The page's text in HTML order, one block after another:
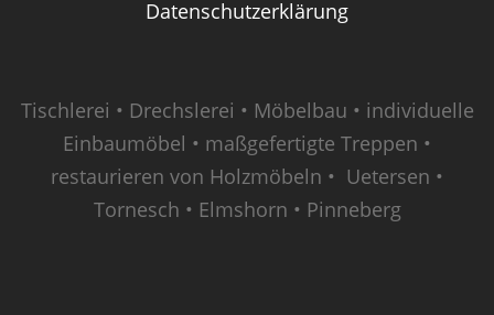
Datenschutzerklärung
Tischlerei • Drechslerei • Möbelbau • individuelle
Einbaumöbel • maßgefertigte Treppen •
restaurieren von Holzmöbeln • Uetersen •
Tornesch • Elmshorn • Pinneberg